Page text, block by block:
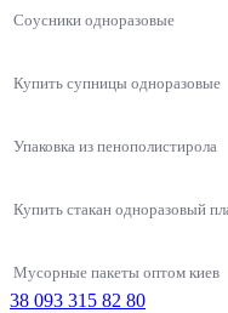
Соусники одноразовые
Купить супницы одноразовые
Упаковка из пенополистирола
Купить стакан одноразовый
Мусорные пакеты оптом киев
Упаковки для азиатской кухни
38 093 315 82 80